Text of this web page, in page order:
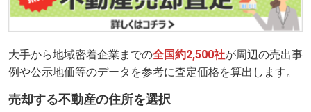
大手から地域密着企業までの全国約2,500社が周辺の売出事
例や公示地価等のデータを参考に査定価格を算出します。
売却する不動産の住所を選択